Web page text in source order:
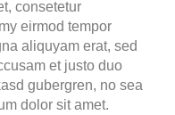
consetetur
eirmod tempor
aliquyam erat, sed
et justo duo
gubergren, no sea
dolor sit amet.